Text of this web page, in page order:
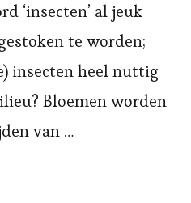
‘insecten’ al jeuk
te worden;
insecten heel nuttig
Bloemen worden
van …